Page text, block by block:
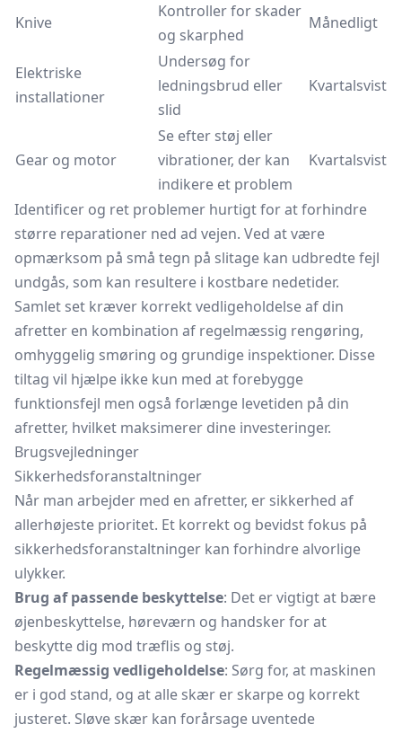
Knive
Kontroller for skader
og skarphed
Månedligt
Elektriske
installationer
Undersøg for
ledningsbrud eller
slid
Kvartalsvist
Gear og motor
Se efter støj eller
vibrationer, der kan
indikere et problem
Kvartalsvist
Identificer og ret problemer hurtigt for at forhindre
større reparationer ned ad vejen. Ved at være
opmærksom på små tegn på slitage kan udbredte fejl
undgås, som kan resultere i kostbare nedetider.
Samlet set kræver korrekt vedligeholdelse af din
afretter en kombination af regelmæssig rengøring,
omhyggelig smøring og grundige inspektioner. Disse
tiltag vil hjælpe ikke kun med at forebygge
funktionsfejl men også forlænge levetiden på din
afretter, hvilket maksimerer dine investeringer.
Brugsvejledninger
Sikkerhedsforanstaltninger
Når man arbejder med en afretter, er sikkerhed af
allerhøjeste prioritet. Et korrekt og bevidst fokus på
sikkerhedsforanstaltninger kan forhindre alvorlige
ulykker.
Brug af passende beskyttelse: Det er vigtigt at bære
øjenbeskyttelse, høreværn og handsker for at
beskytte dig mod træflis og støj.
Regelmæssig vedligeholdelse: Sørg for, at maskinen
er i god stand, og at alle skær er skarpe og korrekt
justeret. Sløve skær kan forårsage uventede